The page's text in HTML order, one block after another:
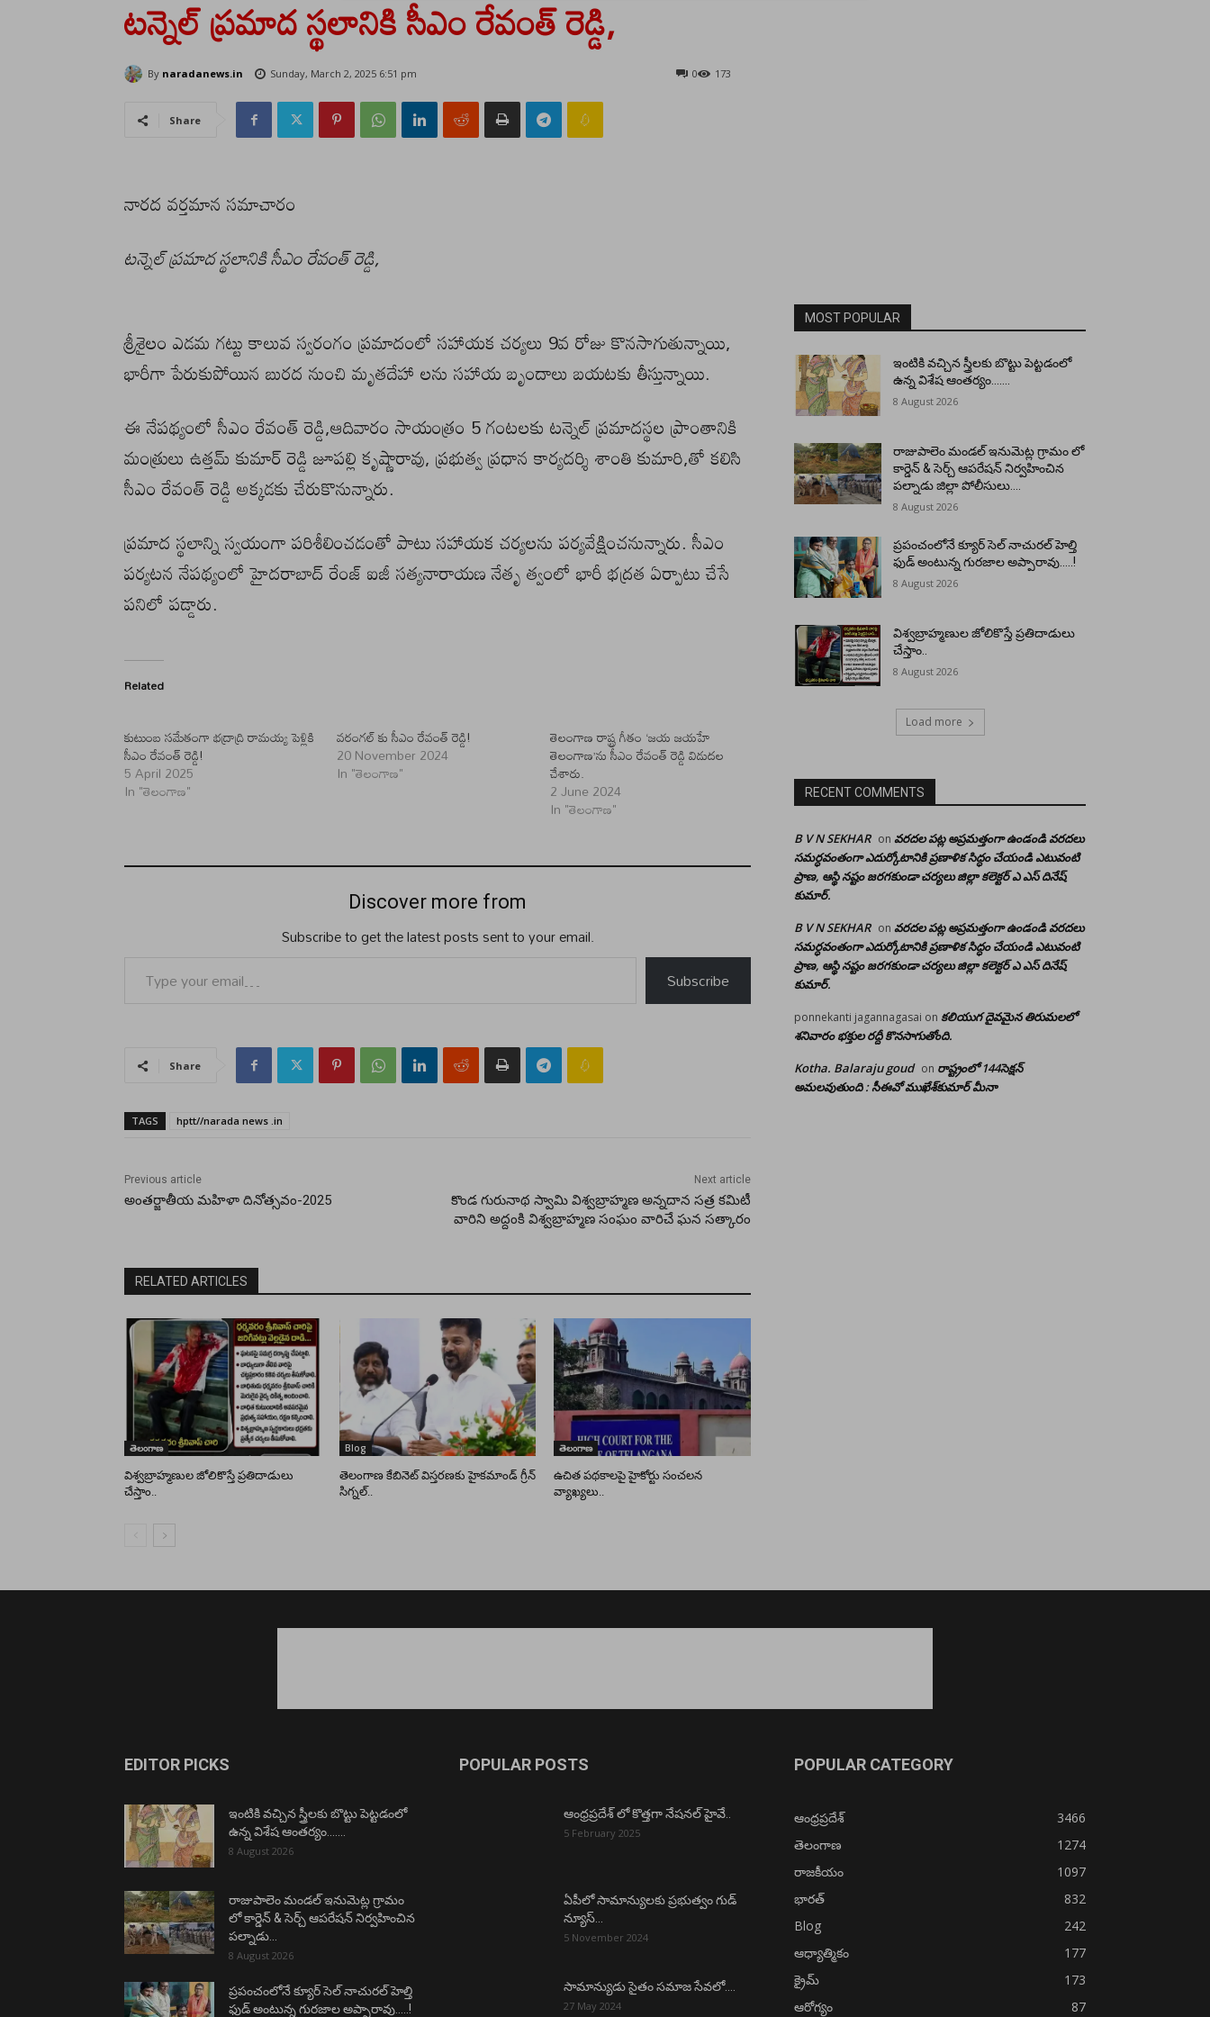
టన్నెల్ ప్రమాద స్థలానికి సీఎం రేవంత్ రెడ్డి,
By naradanews.in Sunday, March 2, 2025 6:51 pm 173
0
Share
నారద వర్తమాన సమాచారం
టన్నెల్ ప్రమాద స్థలానికి సీఎం రేవంత్ రెడ్డి,
శ్రీశైలం ఎడమ గట్టు కాలువ స్వరంగం ప్రమాదంలో సహాయక చర్యలు 9వ రోజు కొనసాగుతున్నాయి,
భారీగా పేరుకుపోయిన బురద నుంచి మృతదేహా లను సహాయ బృందాలు బయటకు తీస్తున్నాయి.
ఈ నేపథ్యంలో సీఎం రేవంత్ రెడ్డి,ఆదివారం సాయంత్రం 5 గంటలకు టన్నెల్ ప్రమాదస్థల ప్రాంతానికి
మంత్రులు ఉత్తమ్ కుమార్ రెడ్డి జూపల్లి కృష్ణారావు, ప్రభుత్వ ప్రధాన కార్యదర్శి శాంతి కుమారి,తో కలిసి
సీఎం రేవంత్ రెడ్డి అక్కడకు చేరుకొనున్నారు.
ప్రమాద స్థలాన్ని స్వయంగా పరిశీలించడంతో పాటు సహాయక చర్యలను పర్యవేక్షించనున్నారు. సీఎం
పర్యటన నేపథ్యంలో హైదరాబాద్ రేంజ్ ఐజీ సత్యనారాయణ నేతృ త్వంలో భారీ భద్రత ఏర్పాటు చేసే
పనిలో పడ్డారు.
Related
కుటుంబ సమేతంగా భద్రాద్రి రామయ్య పెళ్లికి
సీఎం రేవంత్ రెడ్డి!
5 April 2025
In "తెలంగాణ"
వరంగల్ కు సీఎం రేవంత్ రెడ్డి!
20 November 2024
In "తెలంగాణ"
తెలంగాణ రాష్ట్ర గీతం ‘జయ జయహే
తెలంగాణ’ను సీఎం రేవంత్ రెడ్డి విడుదల
చేశారు.
2 June 2024
In "తెలంగాణ"
Discover more from
Subscribe to get the latest posts sent to your email.
Subscribe
Share
TAGS hptt//narada news .in
Previous article
అంతర్జాతీయ మహిళా దినోత్సవం-2025
Next article
కొండ గురునాథ స్వామి విశ్వబ్రాహ్మణ అన్నదాన సత్ర కమిటీ
వారిని అద్దంకి విశ్వబ్రాహ్మణ సంఘం వారిచే ఘన సత్కారం
RELATED ARTICLES
తెలంగాణ
విశ్వబ్రాహ్మణుల జోలికొస్తే ప్రతిదాడులు
చేస్తాం..
Blog
తెలంగాణ కేబినెట్ విస్తరణకు హైకమాండ్ గ్రీన్
సిగ్నల్..
తెలంగాణ
ఉచిత పథకాలపై హైకోర్టు సంచలన
వ్యాఖ్యలు..
MOST POPULAR
ఇంటికి వచ్చిన స్త్రీలకు బొట్టు పెట్టడంలో
ఉన్న విశేష ఆంతర్యం…….
8 August 2026
రాజుపాలెం మండల్ ఇనుమెట్ల గ్రామం లో
కార్డెన్ & సెర్చ్ ఆపరేషన్ నిర్వహించిన
పల్నాడు జిల్లా పోలీసులు….
8 August 2026
ప్రపంచంలోనే క్యూర్ సెల్ నాచురల్ హెల్తి
ఫుడ్ అంటున్న గురజాల అప్పారావు…..!
8 August 2026
విశ్వబ్రాహ్మణుల జోలికొస్తే ప్రతిదాడులు
చేస్తాం..
8 August 2026
Load more
RECENT COMMENTS
B V N SEKHAR on వరదల పట్ల అప్రమత్తంగా ఉండండి వరదలు
సమర్ధవంతంగా ఎదుర్కోటానికి ప్రణాళిక సిద్ధం చేయండి ఎటువంటి
ప్రాణ, ఆస్థి నష్టం జరగకుండా చర్యలు జిల్లా కలెక్టర్ ఎ ఎస్ దినేష్
కుమార్.
B V N SEKHAR on వరదల పట్ల అప్రమత్తంగా ఉండండి వరదలు
సమర్ధవంతంగా ఎదుర్కోటానికి ప్రణాళిక సిద్ధం చేయండి ఎటువంటి
ప్రాణ, ఆస్థి నష్టం జరగకుండా చర్యలు జిల్లా కలెక్టర్ ఎ ఎస్ దినేష్
కుమార్.
ponnekanti jagannagasai on కలియుగ దైవమైన తిరుమలలో
శనివారం భక్తుల రద్దీ కొనసాగుతోంది.
Kotha. Balaraju goud on రాష్ట్రంలో 144సెక్షన్
అమలవుతుంది : సీఈవో ముఖేశ్‌కుమార్‌ మీనా
EDITOR PICKS
ఇంటికి వచ్చిన స్త్రీలకు బొట్టు పెట్టడంలో
ఉన్న విశేష ఆంతర్యం…….
8 August 2026
రాజుపాలెం మండల్ ఇనుమెట్ల గ్రామం
లో కార్డెన్ & సెర్చ్ ఆపరేషన్ నిర్వహించిన
పల్నాడు...
8 August 2026
ప్రపంచంలోనే క్యూర్ సెల్ నాచురల్ హెల్తి
ఫుడ్ అంటున్న గురజాల అప్పారావు…..!
POPULAR POSTS
ఆంధ్రప్రదేశ్ లో కొత్తగా నేషనల్ హైవే..
5 February 2025
ఏపీలో సామాన్యులకు ప్రభుత్వం గుడ్
న్యూస్…
5 November 2024
సామాన్యుడు సైతం సమాజ సేవలో….
27 May 2024
POPULAR CATEGORY
ఆంధ్రప్రదేశ్
3466
తెలంగాణ
1274
రాజకీయం
1097
భారత్
832
Blog
242
ఆధ్యాత్మికం
177
క్రైమ్
173
ఆరోగ్యం
87